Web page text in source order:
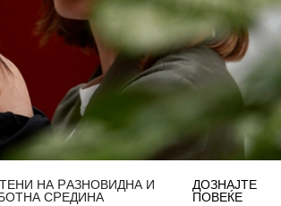
НА РАЗНОВИДНА И
СРЕДИНА
ДОЗНАЈТЕ
ПОВЕЌЕ